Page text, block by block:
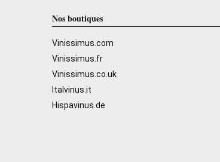
Nos boutiques
Vinissimus.com
Vinissimus.fr
Vinissimus.co.uk
Italvinus.it
Hispavinus.de